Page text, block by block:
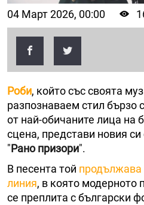
04 Март 2026, 00:00
Роби, който със своята
разпознаваем стил бързо
от най-обичаните лица на
сцена, представи новия
"Рано призори".
В песента той продължава
линия, в която модерното
се преплита с български